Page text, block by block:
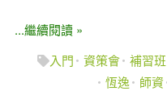
...繼續閱讀 »
入門
資策會 補習班
恆逸
師資